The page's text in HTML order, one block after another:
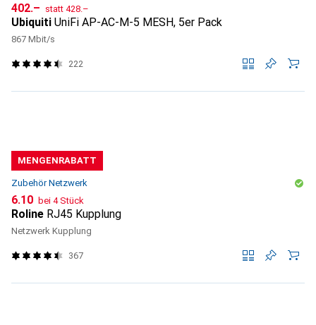
CHF
402.– statt CHF
428.–
Ubiquiti UniFi AP-AC-M-5 MESH, 5er Pack
867 Mbit/s
222
MENGENRABATT
Zubehör Netzwerk
CHF
6.10 bei 4 Stück
Roline RJ45 Kupplung
Netzwerk Kupplung
367